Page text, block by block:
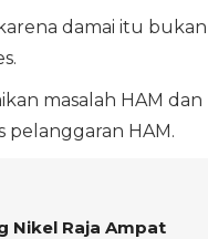
damai itu bukan
masalah HAM dan
pelanggaran HAM.
Nikel Raja Ampat